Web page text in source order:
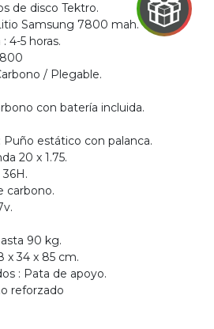
de disco Tektro.
Samsung 7800 mah.
4-5 horas.
/ Plegable.
con batería incluida.
Puño estático con palanca.
20 x 1.75.
carbono.
90 kg.
x 34 x 85 cm.
: Pata de apoyo.
reforzado